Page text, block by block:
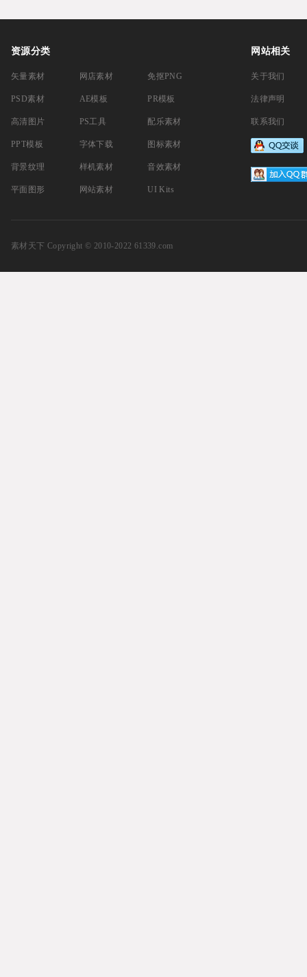
资源分类
矢量素材
PSD素材
高清图片
PPT模板
背景纹理
平面图形
网店素材
AE模板
PS工具
字体下载
样机素材
网站素材
免抠PNG
PR模板
配乐素材
图标素材
音效素材
UI Kits
网站相关
关于我们
法律声明
联系我们
素材天下 Copyright © 2010-2022 61339.com